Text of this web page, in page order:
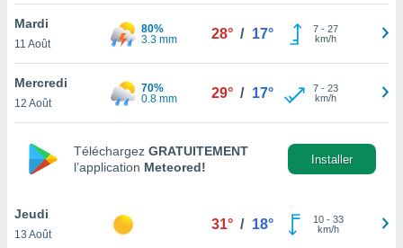
ou
le
ainsi
un
la
du
Mardi
11 Août
80%
3.3 mm
28° / 17° 7- 27
km/h
Mercredi
12 Août
70%
0.8 mm
29° / 17° 7- 23
km/h
Téléchargez GRATUITEMENT
l’application Meteored!
Installer
Jeudi
13 Août
31° / 18° 10- 33
km/h